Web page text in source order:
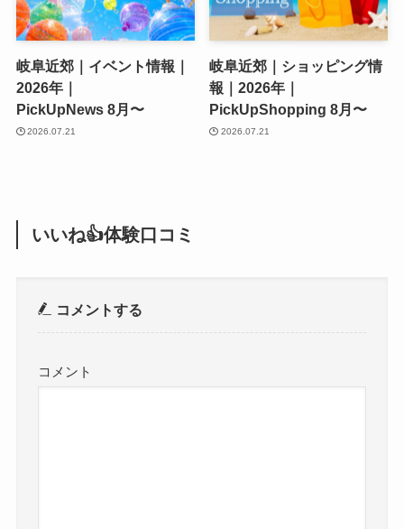
岐阜近郊｜イベント情報｜
2026年｜
PickUpNews 8月〜
2026.07.21
岐阜近郊｜ショッピング情
報｜2026年｜
PickUpShopping 8月〜
2026.07.21
いいね👍体験口コミ
コメントする
コメント